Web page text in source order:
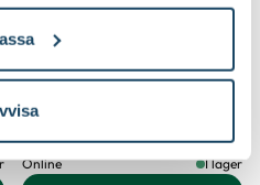
Blåbärstry 'Atut'
Lonicera caerulea var.
kamtschatica
Gäller t.o.m 9/8
Ord. pris399:-
319
Online
I lager